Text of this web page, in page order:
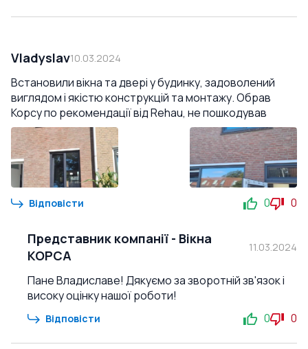
Vladyslav10.03.2024
Встановили вікна та двері у будинку, задоволений
виглядом і якістю конструкцій та монтажу. Обрав
Корсу по рекомендації від Rehau, не пошкодував
Відповісти 0 0
Представник компанії - Вікна
КОРСА
11.03.2024
Пане Владиславе! Дякуємо за зворотній зв'язок і
високу оцінку нашої роботи!
Відповісти 0 0